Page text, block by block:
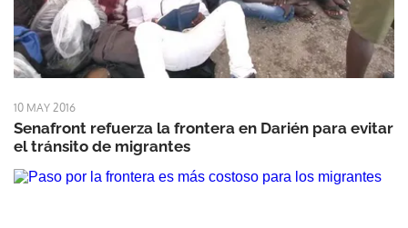
10 MAY 2016
Senafront refuerza la frontera en Darién para evitar
el tránsito de migrantes